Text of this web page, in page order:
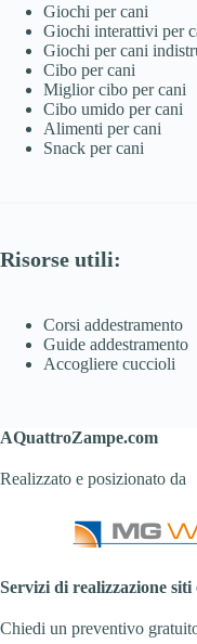
Giochi per cani
Giochi interattivi per
Giochi per cani
Cibo per cani
Miglior cibo per cani
Cibo umido per cani
Alimenti per cani
Snack per cani
Risorse utili:
Corsi addestramento
Guide addestramento
Accogliere cuccioli
AQuattroZampe.com
Realizzato e posizionato da
Servizi di realizzazione
Chiedi un preventivo